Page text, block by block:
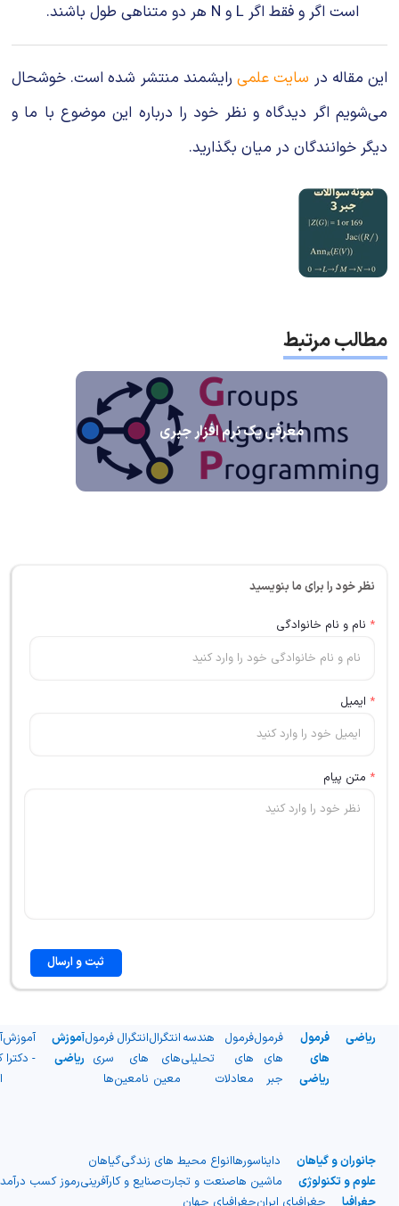
است اگر و فقط اگر L و N هر دو متناهی طول باشند.
این مقاله در سایت علمیرایشمند منتشر شده است. خوشحال
می‌شویم اگر دیدگاه و نظر خود را درباره این موضوع با ما و
دیگر خوانندگان در میان بگذارید.
مطالب مرتبط
معرفی یک نرم افزار جبری
نظر خود را برای ما بنویسید
* نام و نام خانوادگی
* ایمیل
* متن پیام
ثبت و ارسال
ریاضی
فرمول
های
ریاضی
فرمول
های
جبر
فرمول
های
معادلات
هندسه
تحلیلی
انتگرال
های
معین
انتگرال
های
نامعین
فرمول
سری
ها
آموزش
ریاضی
آموزش
- دکترا
جانوران و گیاهان دایناسورهاانواع محیط های زندگیگیاهان
علوم و تکنولوژی
ماشین هاصنعت و تجارتصنایع و کارآفرینیرموز کسب درآمد
جغرافیا
جغرافیای ایرانجغرافیای جهان